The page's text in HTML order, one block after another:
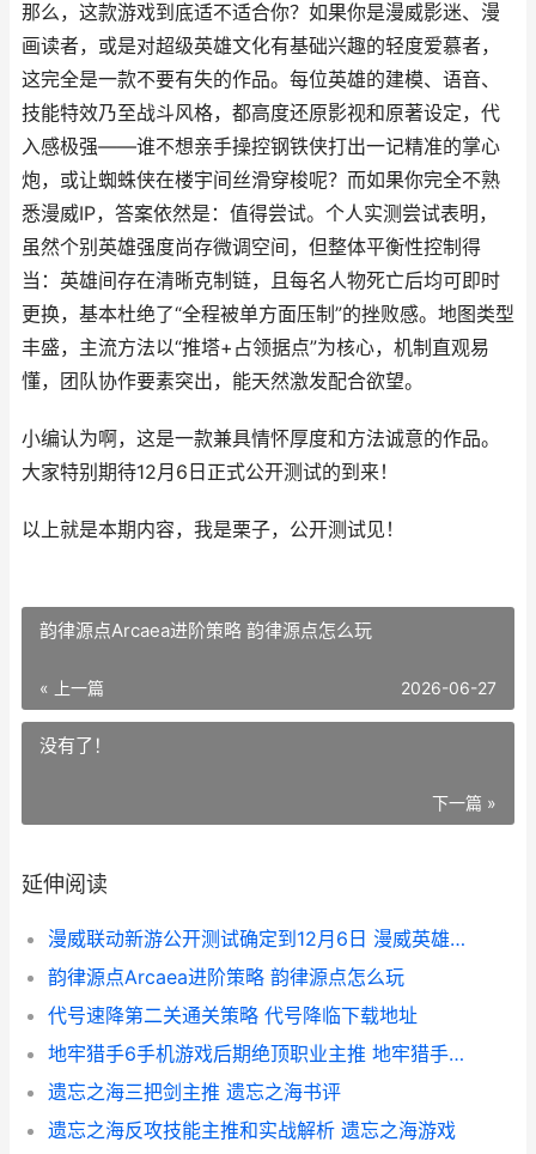
那么，这款游戏到底适不适合你？如果你是漫威影迷、漫
画读者，或是对超级英雄文化有基础兴趣的轻度爱慕者，
这完全是一款不要有失的作品。每位英雄的建模、语音、
技能特效乃至战斗风格，都高度还原影视和原著设定，代
入感极强——谁不想亲手操控钢铁侠打出一记精准的掌心
炮，或让蜘蛛侠在楼宇间丝滑穿梭呢？而如果你完全不熟
悉漫威IP，答案依然是：值得尝试。个人实测尝试表明，
虽然个别英雄强度尚存微调空间，但整体平衡性控制得
当：英雄间存在清晰克制链，且每名人物死亡后均可即时
更换，基本杜绝了“全程被单方面压制”的挫败感。地图类型
丰盛，主流方法以“推塔+占领据点”为核心，机制直观易
懂，团队协作要素突出，能天然激发配合欲望。
小编认为啊，这是一款兼具情怀厚度和方法诚意的作品。
大家特别期待12月6日正式公开测试的到来！
以上就是本期内容，我是栗子，公开测试见！
韵律源点Arcaea进阶策略 韵律源点怎么玩
« 上一篇 2026-06-27
没有了！
下一篇 »
延伸阅读
漫威联动新游公开测试确定到12月6日 漫威英雄联盟合作
韵律源点Arcaea进阶策略 韵律源点怎么玩
代号速降第二关通关策略 代号降临下载地址
地牢猎手6手机游戏后期绝顶职业主推 地牢猎手1ios下载
遗忘之海三把剑主推 遗忘之海书评
遗忘之海反攻技能主推和实战解析 遗忘之海游戏